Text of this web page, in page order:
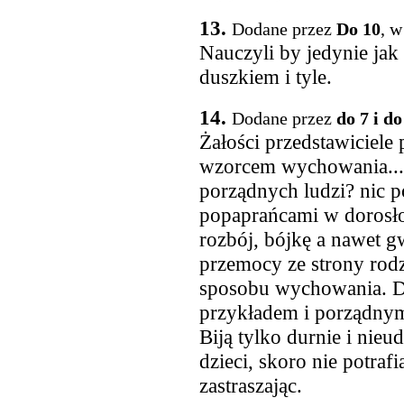
13. Dodane przez Do 10,
Nauczyli by jedynie
duszkiem i tyle.
14. Dodane przez do 7 i
Żałości
wzorcem
porządnych ludzi? nic
popaprańcami w
rozbój, bójkę a nawet
przemocy ze strony
sposobu wychowania.
przykładem i
Biją tylko durnie i
dzieci, skoro nie
zastraszając.